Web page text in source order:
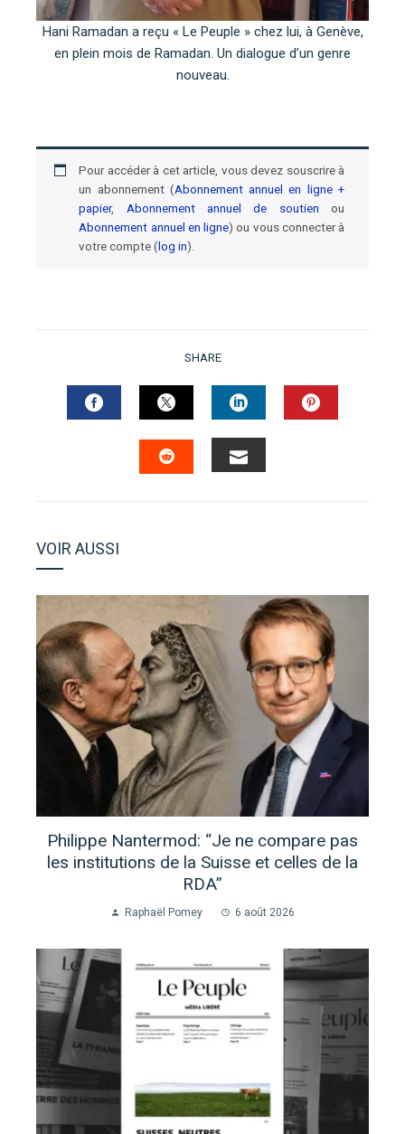
Hani Ramadan a reçu « Le Peuple » chez lui, à Genève,
en plein mois de Ramadan. Un dialogue d’un genre
nouveau.
Pour accéder à cet article, vous devez souscrire à
un abonnement (Abonnement annuel en ligne +
papier, Abonnement annuel de soutien ou
Abonnement annuel en ligne) ou vous connecter à
votre compte (log in).
SHARE
FACEBOOKTWITTERLINKEDIN
VOIR AUSSI
Philippe Nantermod: “Je ne compare pas
les institutions de la Suisse et celles de la
RDA”
Raphaël Pomey 6 août 2026